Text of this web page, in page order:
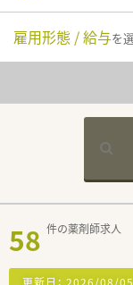
雇用形態 / 給与を
58 件の薬剤師求人